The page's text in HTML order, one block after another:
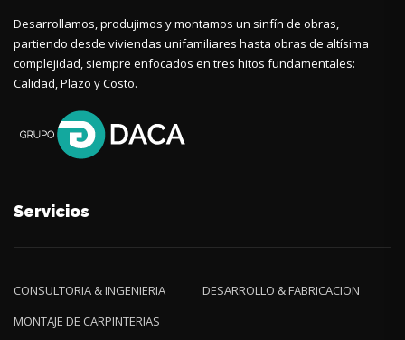
Desarrollamos, produjimos y montamos un sinfín de obras,
partiendo desde viviendas unifamiliares hasta obras de altísima
complejidad, siempre enfocados en tres hitos fundamentales:
Calidad, Plazo y Costo.
Servicios
CONSULTORIA & INGENIERIA
DESARROLLO & FABRICACION
MONTAJE DE CARPINTERIAS